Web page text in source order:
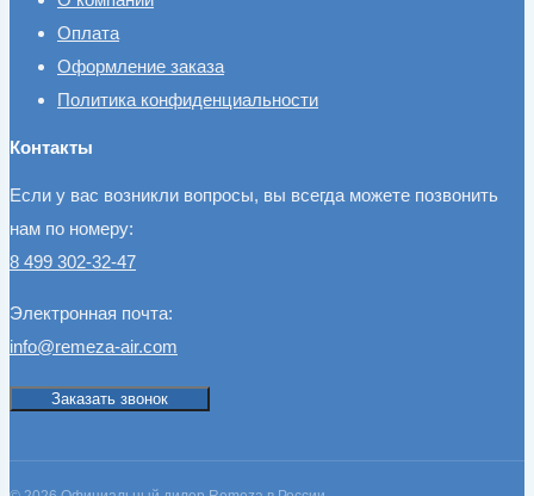
Оплата
Оформление заказа
Политика конфиденциальности
Контакты
Если у вас возникли вопросы, вы всегда можете позвонить
нам по номеру:
8 499 302-32-47
Электронная почта:
info@remeza-air.com
Заказать звонок